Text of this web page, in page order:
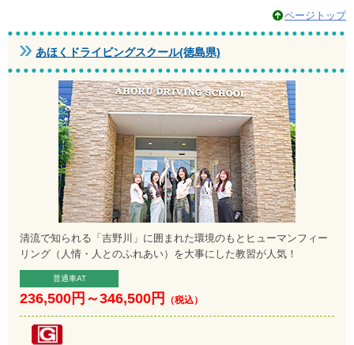
ページトップ
あほくドライビングスクール(徳島県)
清流で知られる「吉野川」に囲まれた環境のもとヒューマンフィー
リング（人情・人とのふれあい）を大事にした教習が人気！
普通車AT
236,500円 ～346,500円 （税込）